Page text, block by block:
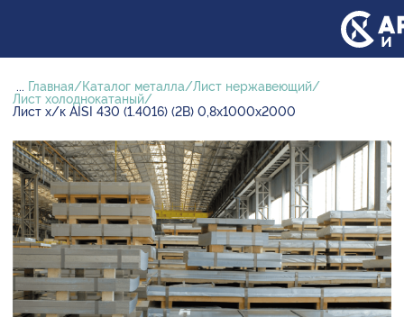
... Главная Каталог металла
Лист нержавеющий
Лист холоднокатаный
Лист х/к AISI 430 (1.4016) (2B) 0,8х1000х2000